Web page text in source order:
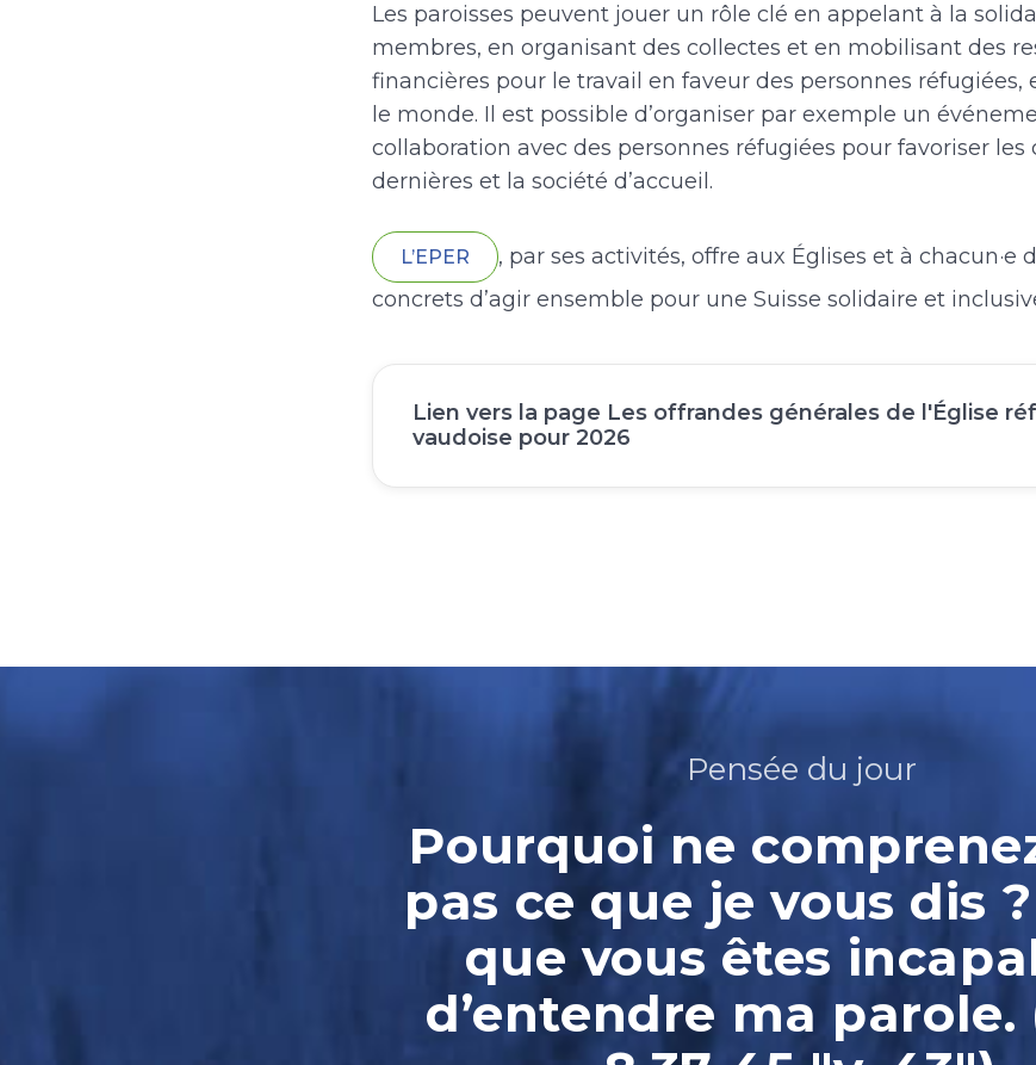
Les paroisses peuvent jouer un rôle clé en appelant à la
membres, en organisant des collectes et en mobilisant des
financières pour le travail en faveur des personnes réfugiées,
le monde. Il est possible d’organiser par exemple un
collaboration avec des personnes réfugiées pour favoriser les
dernières et la société d’accueil.
L’EPER
, par ses activités, offre aux Églises et à chacun·e
concrets d’agir ensemble pour une Suisse solidaire et
Lien vers la page Les offrandes générales de l'Église
vaudoise pour 2026
Pensée du jour
Pourquoi ne
pas ce que je vous dis
que vous êtes
d’entendre ma parole.